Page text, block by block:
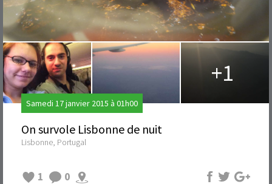
+1
Samedi 17 janvier 2015 à 01h00
On survole Lisbonne de nuit
Lisbonne, Portugal
1 0